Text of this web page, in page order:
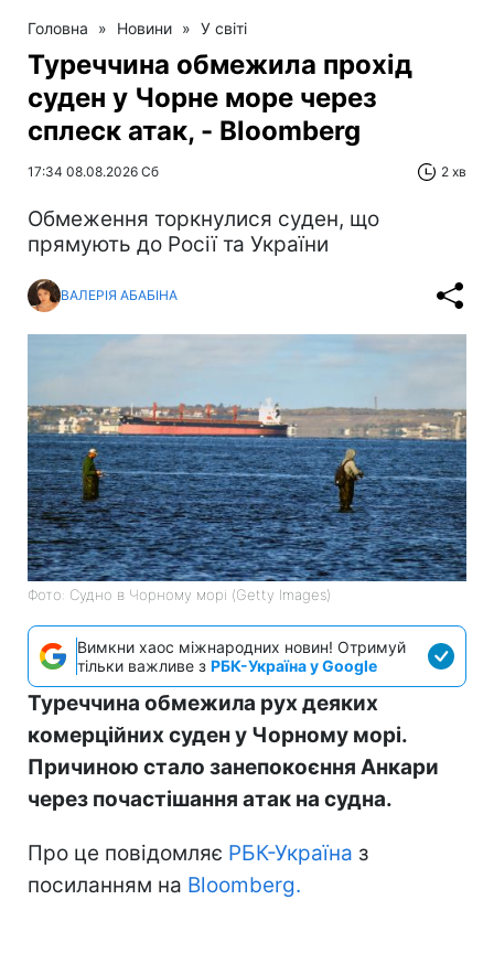
Головна » Новини » У світі
Туреччина обмежила прохід
суден у Чорне море через
сплеск атак, - Bloomberg
17:34 08.08.2026 Сб 2 хв
Обмеження торкнулися суден, що
прямують до Росії та України
ВАЛЕРІЯ АБАБІНА
Фото: Судно в Чорному морі (Getty Images)
Вимкни хаос міжнародних новин! Отримуй
тільки важливе з РБК-Україна у Google
Туреччина обмежила рух деяких
комерційних суден у Чорному морі.
Причиною стало занепокоєння Анкари
через почастішання атак на судна.
Про це повідомляє РБК-Україна з
посиланням на Bloomberg.